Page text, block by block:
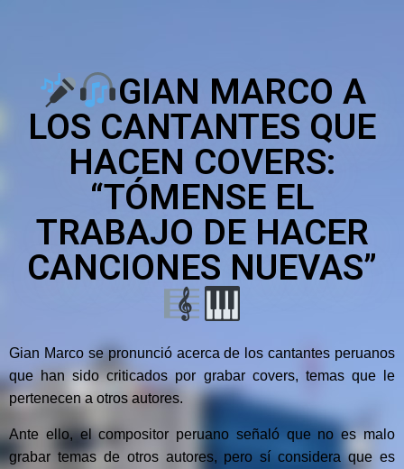
GIAN MARCO A
LOS CANTANTES QUE
HACEN COVERS:
“TÓMENSE EL
TRABAJO DE HACER
CANCIONES NUEVAS”
Gian Marco se pronunció acerca de los cantantes peruanos
que han sido criticados por grabar covers, temas que le
pertenecen a otros autores.
Ante ello, el compositor peruano señaló que no es malo
grabar temas de otros autores, pero sí considera que es